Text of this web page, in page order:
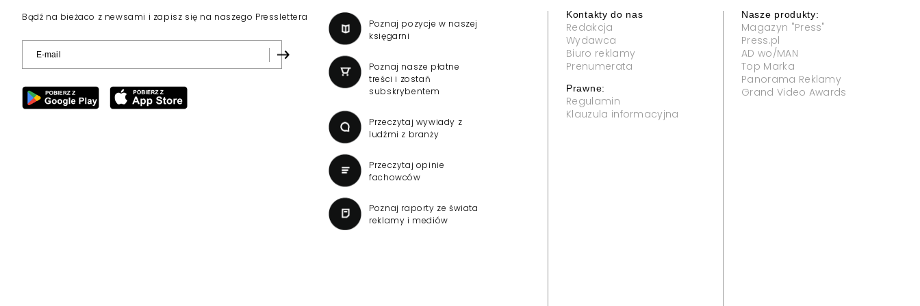
Bądź na bieżaco z newsami i zapisz się na naszego Presslettera
Poznaj pozycje w naszej
księgarni
Poznaj nasze płatne
treści i zostań
subskrybentem
Przeczytaj wywiady z
ludźmi z branży
Przeczytaj opinie
fachowców
Poznaj raporty ze świata
reklamy i mediów
Kontakty do nas
Redakcja
Wydawca
Biuro reklamy
Prenumerata
Prawne:
Regulamin
Klauzula informacyjna
Nasze produkty:
Magazyn "Press"
Press.pl
AD wo/MAN
Top Marka
Panorama Reklamy
Grand Video Awards